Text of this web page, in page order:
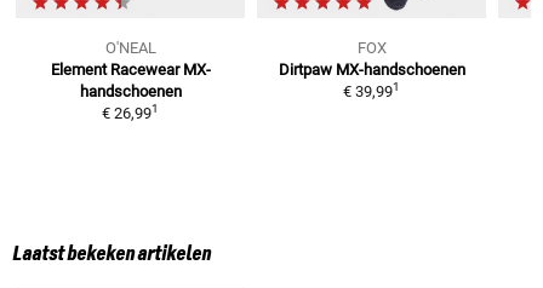
O'NEAL
Element Racewear MX-
handschoenen
€ 26,991
FOX
Dirtpaw MX-handschoenen
€ 39,991
Laatst bekeken artikelen